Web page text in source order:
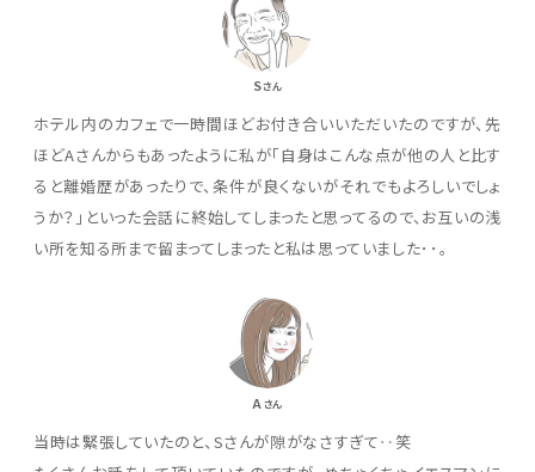
Sさん
ホテル内のカフェで一時間ほどお付き合いいただいたのですが、先
ほどAさんからもあったように私が「自身はこんな点が他の人と比す
ると離婚歴があったりで、条件が良くないがそれでもよろしいでしょ
うか？」といった会話に終始してしまったと思ってるので、お互いの浅
い所を知る所まで留まってしまったと私は思っていました･･。
Aさん
当時は緊張していたのと、Sさんが隙がなさすぎて‥笑